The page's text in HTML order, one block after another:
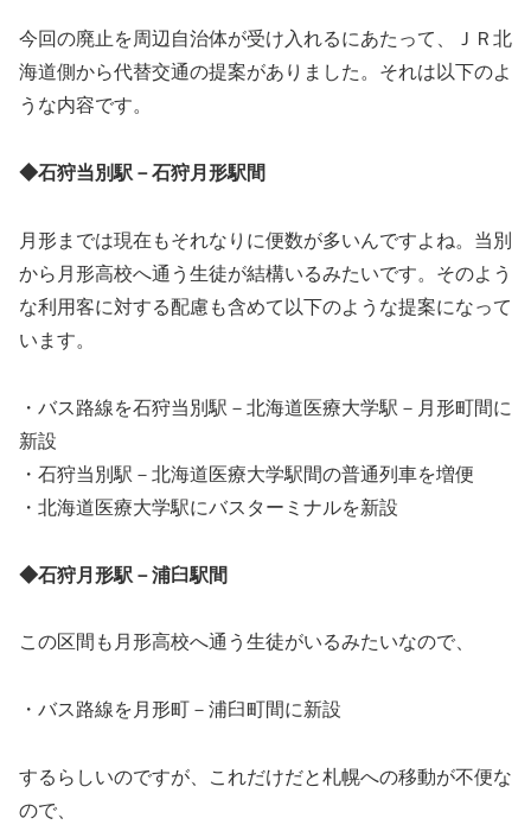
今回の廃止を周辺自治体が受け入れるにあたって、ＪＲ北
海道側から代替交通の提案がありました。それは以下のよ
うな内容です。
◆石狩当別駅－石狩月形駅間
月形までは現在もそれなりに便数が多いんですよね。当別
から月形高校へ通う生徒が結構いるみたいです。そのよう
な利用客に対する配慮も含めて以下のような提案になって
います。
・バス路線を石狩当別駅－北海道医療大学駅－月形町間に
新設
・石狩当別駅－北海道医療大学駅間の普通列車を増便
・北海道医療大学駅にバスターミナルを新設
◆石狩月形駅－浦臼駅間
この区間も月形高校へ通う生徒がいるみたいなので、
・バス路線を月形町－浦臼町間に新設
するらしいのですが、これだけだと札幌への移動が不便な
ので、